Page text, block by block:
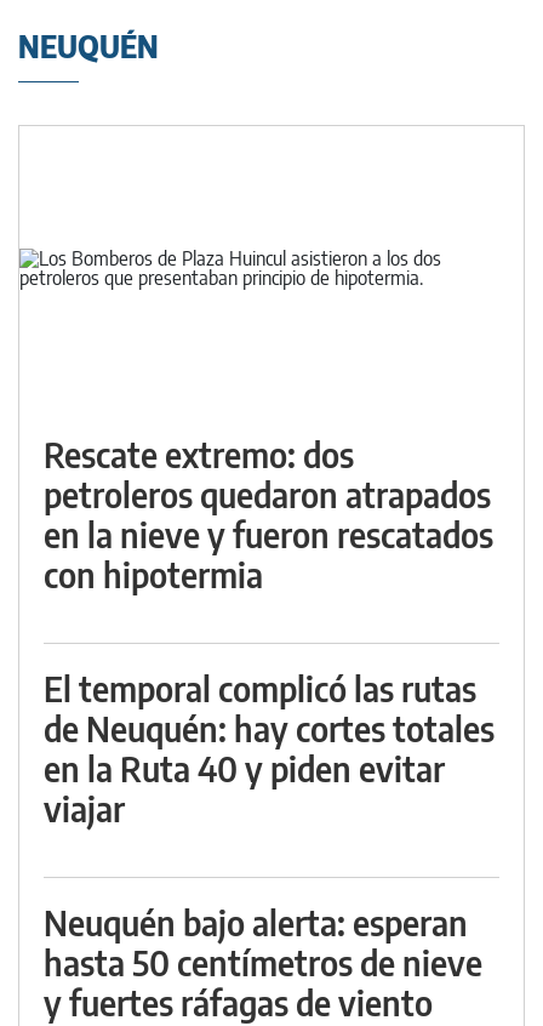
NEUQUÉN
Rescate extremo: dos
petroleros quedaron atrapados
en la nieve y fueron rescatados
con hipotermia
El temporal complicó las rutas
de Neuquén: hay cortes totales
en la Ruta 40 y piden evitar
viajar
Neuquén bajo alerta: esperan
hasta 50 centímetros de nieve
y fuertes ráfagas de viento